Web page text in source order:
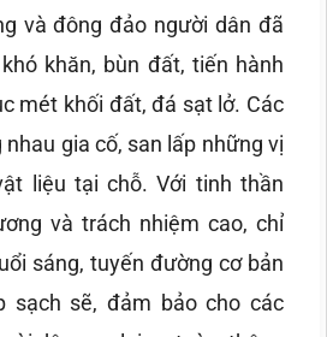
và đông đảo người dân đã
khăn, bùn đất, tiến hành
mét khối đất, đá sạt lở. Các
nhau gia cố, san lấp những vị
liệu tại chỗ. Với tinh thần
và trách nhiệm cao, chỉ
sáng, tuyến đường cơ bản
sạch sẽ, đảm bảo cho các